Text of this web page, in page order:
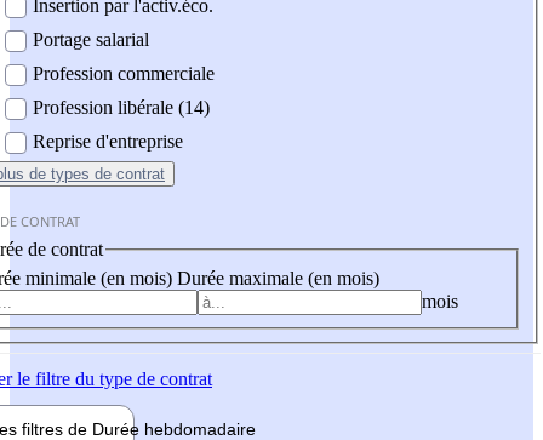
Insertion par l'activ.éco.
Portage salarial
Profession commerciale
Profession libérale (14)
Reprise d'entreprise
de types de contrat
CONTRAT
de contrat
minimale (en mois) Durée maximale (en mois)
mois
le filtre du type de contrat
filtres de Durée hebdomadaire